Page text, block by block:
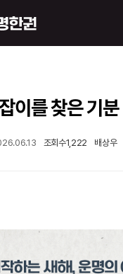
보기
자 얼굴
이를 찾은 기분
조회수1,222 배상우